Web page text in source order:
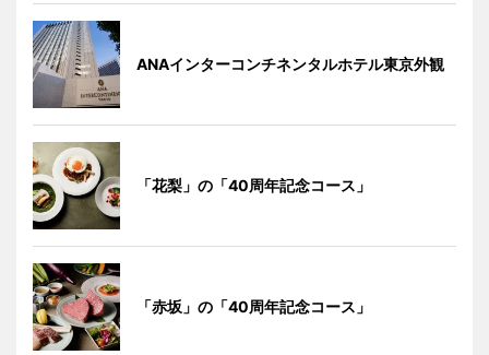
ANAインターコンチネンタルホテル東京外観
「花梨」の「40周年記念コース」
「赤坂」の「40周年記念コース」